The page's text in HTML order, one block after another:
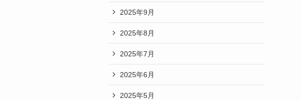
2025年9月
2025年8月
2025年7月
2025年6月
2025年5月